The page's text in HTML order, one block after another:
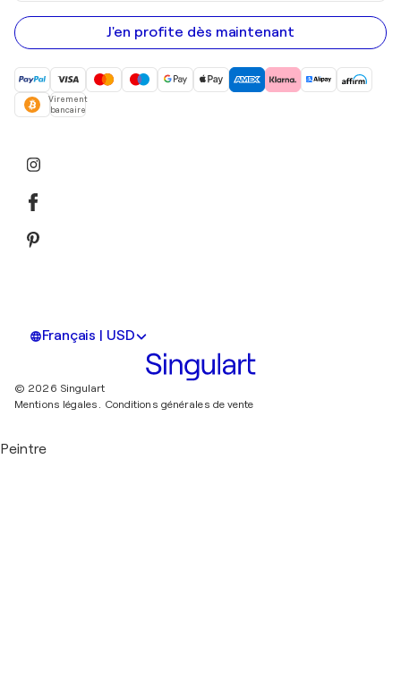
e-
mail
J'en profite dès maintenant
Virement
bancaire
Français | USD
© 2026 Singulart
Mentions légales. Conditions générales de vente
Peintre